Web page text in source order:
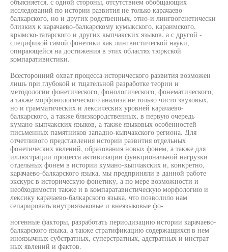
исследований по истории развития не только карачаево-
балкарского, но и других родственных, этно-и лингвогенетически
близких к карачаево-балкарскому кумыкского, караимского,
крымско-татарского и других кыпчакских языков, а с другой -
спецификой самой фонетики как лингвистической науки,
опирающейся на достижения в этих областях тюркской
компаративистики.
Всесторонний охват процесса исторического развития возможен
лишь при глубокой и тщательной разработке теории и
методологии фонетического, фонологического, фонематического,
а также морфонологического анализа не только чисто звуковых,
но и грамматических и лексических уровней карачаево-
балкарского, а также близкородственных, в первую очередь
кумано-кыпчакских языков, а также языковых особенностей
письменных памятников западно-кыпчакского региона. Для
отчетливого представления истории развития отдельных
фонетических явлений, образования новых фонем, а также для
иллюстрации процесса активизации функциональной нагрузки
отдельных фонем в истории кумано-кыпчакских и, конкретно,
карачаево-балкарского языка, мы предприняли в данной работе
экскурс в историческую фонетику, а по мере возможности и
необходимости также и в компаратавистическую морфологию и
лексику карачаево-балкарского языка, что позволило нам
сепарировать внутриязыковые и внеязыковые фо-
ногенные факторы, разработать периодизацию истории карачаево-
балкарского языка, а также стратификацию содержащихся в нем
иноязычных субстратных, суперстратных, адстратных и инстрат-
ных явлений и фактов.